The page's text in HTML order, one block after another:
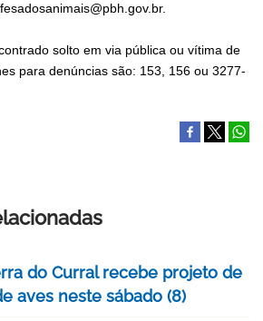
solto em via pública ou vítima de
para denúncias são: 153, 156 ou 3277-
do Curral recebe projeto de
aves neste sábado (8)